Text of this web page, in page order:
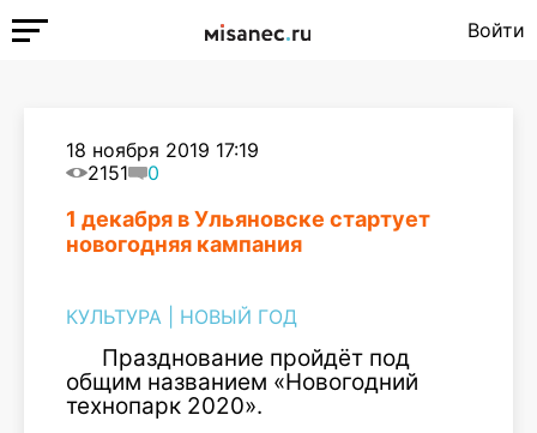
Войти
18 ноября 2019 17:19
2151
0
1 декабря в Ульяновске стартует
новогодняя кампания
КУЛЬТУРА НОВЫЙ ГОД
Празднование пройдёт под
общим названием «Новогодний
технопарк 2020».